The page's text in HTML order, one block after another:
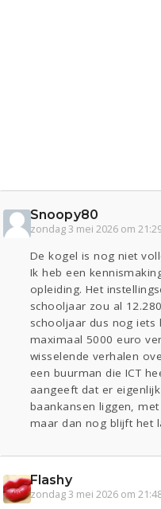
Snoopy80
zondag 3 mei 2026 om
De kogel is nog niet
Ik heb een
opleiding. Het
schooljaar zou al
schooljaar dus nog iets
maximaal 5000 euro
wisselende verhalen
een buurman die ICT
aangeeft dat er
baankansen liggen,
maar dan nog blijft het
Flashy
zondag 3 mei 2026 om